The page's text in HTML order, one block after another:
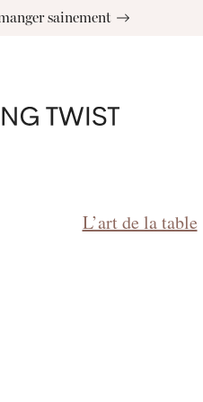
sainement
L’art de la table